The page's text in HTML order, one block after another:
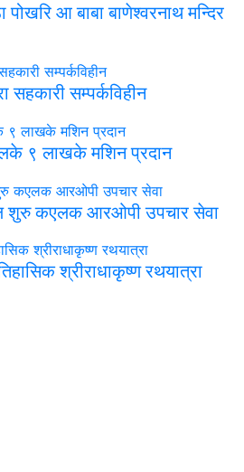
पोखरि आ बाबा बाणेश्वरनाथ मन्दिर
सहकारी सम्पर्कविहीन
९ लाखके मशिन प्रदान
शुरु कएलक आरओपी उपचार सेवा
श्रीराधाकृष्ण रथयात्रा